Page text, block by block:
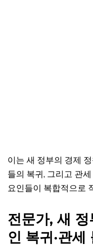
이는 새 정부의 경제
들의 복귀, 그리고 관
요인들이 복합적으로
전문가, 새 정
인 복귀·관